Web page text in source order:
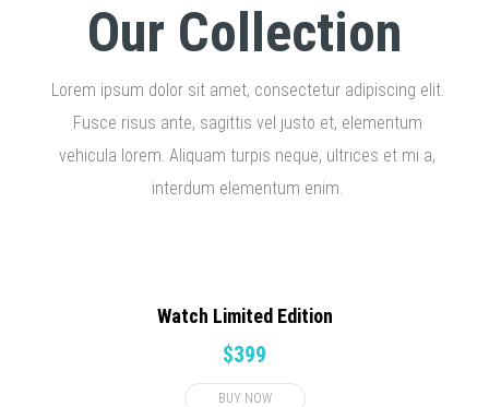
Our Collection
Lorem ipsum dolor sit amet, consectetur adipiscing elit.
Fusce risus ante, sagittis vel justo et, elementum
vehicula lorem. Aliquam turpis neque, ultrices et mi a,
interdum elementum enim.
Watch Limited Edition
$399
BUY NOW